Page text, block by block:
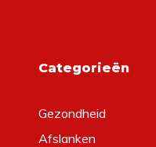
Categorieën
Gezondheid
Afslanken